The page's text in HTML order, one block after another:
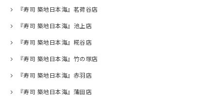
『寿司 築地日本海』茗荷谷店
『寿司 築地日本海』池上店
『寿司 築地日本海』糀谷店
『寿司 築地日本海』竹の塚店
『寿司 築地日本海』赤羽店
『寿司 築地日本海』蒲田店